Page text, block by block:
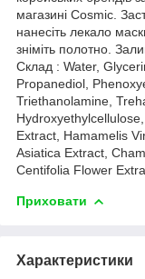
магазині Cosmic.
нанесіть лекало
зніміть полотно.
Склад : Water,
Propanediol,
Triethanolamine,
Extract, Hamamelis
Asiatica Extract,
Centifolia Flower
Приховати
Характеристики